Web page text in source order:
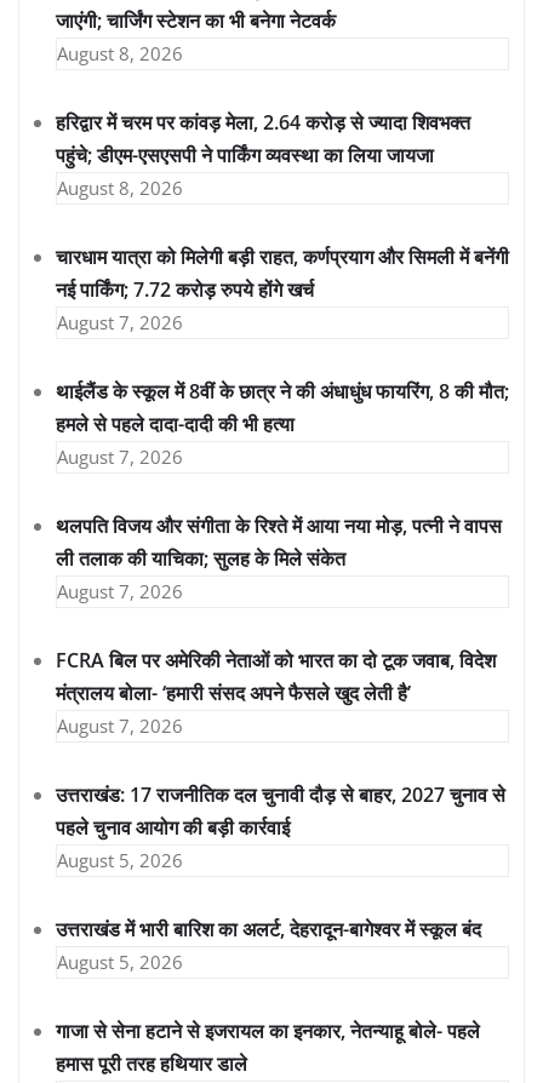
जाएंगी; चार्जिंग स्टेशन का भी बनेगा नेटवर्क
August 8, 2026
हरिद्वार में चरम पर कांवड़ मेला, 2.64 करोड़ से ज्यादा शिवभक्त
पहुंचे; डीएम-एसएसपी ने पार्किंग व्यवस्था का लिया जायजा
August 8, 2026
चारधाम यात्रा को मिलेगी बड़ी राहत, कर्णप्रयाग और सिमली में बनेंगी
नई पार्किंग; 7.72 करोड़ रुपये होंगे खर्च
August 7, 2026
थाईलैंड के स्कूल में 8वीं के छात्र ने की अंधाधुंध फायरिंग, 8 की मौत;
हमले से पहले दादा-दादी की भी हत्या
August 7, 2026
थलपति विजय और संगीता के रिश्ते में आया नया मोड़, पत्नी ने वापस
ली तलाक की याचिका; सुलह के मिले संकेत
August 7, 2026
FCRA बिल पर अमेरिकी नेताओं को भारत का दो टूक जवाब, विदेश
मंत्रालय बोला- ‘हमारी संसद अपने फैसले खुद लेती है’
August 7, 2026
उत्तराखंड: 17 राजनीतिक दल चुनावी दौड़ से बाहर, 2027 चुनाव से
पहले चुनाव आयोग की बड़ी कार्रवाई
August 5, 2026
उत्तराखंड में भारी बारिश का अलर्ट, देहरादून-बागेश्वर में स्कूल बंद
August 5, 2026
गाजा से सेना हटाने से इजरायल का इनकार, नेतन्याहू बोले- पहले
हमास पूरी तरह हथियार डाले